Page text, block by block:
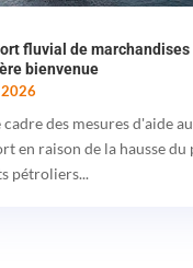
fluvial de marchandises
bienvenue
cadre des mesures d'aide
en raison de la hausse du
pétroliers...